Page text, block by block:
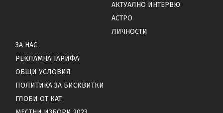
АКТУАЛНО ИНТЕРВЮ
АСТРО
ЛИЧНОСТИ
ЗА НАС
РЕКЛАМНА ТАРИФА
ОБЩИ УСЛОВИЯ
ПОЛИТИКА ЗА БИСКВИТКИ
ГЛОБИ ОТ КАТ